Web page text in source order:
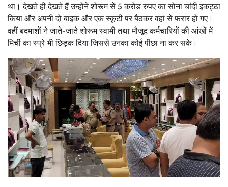
था। देखते ही देखते हैं उन्होंने शोरूम से 5 करोड रुपए का सोना चांदी इकट्ठा
किया और अपनी दो बाइक और एक स्कूटी पर बैठकर वहां से फरार हो गए।
वहीं बदमाशों ने जाते-जाते शोरूम स्वामी तथा मौजूद कर्मचारियों की आंखों में
मिर्ची का स्प्रे भी छिड़क दिया जिससे उनका कोई पीछा ना कर सके।